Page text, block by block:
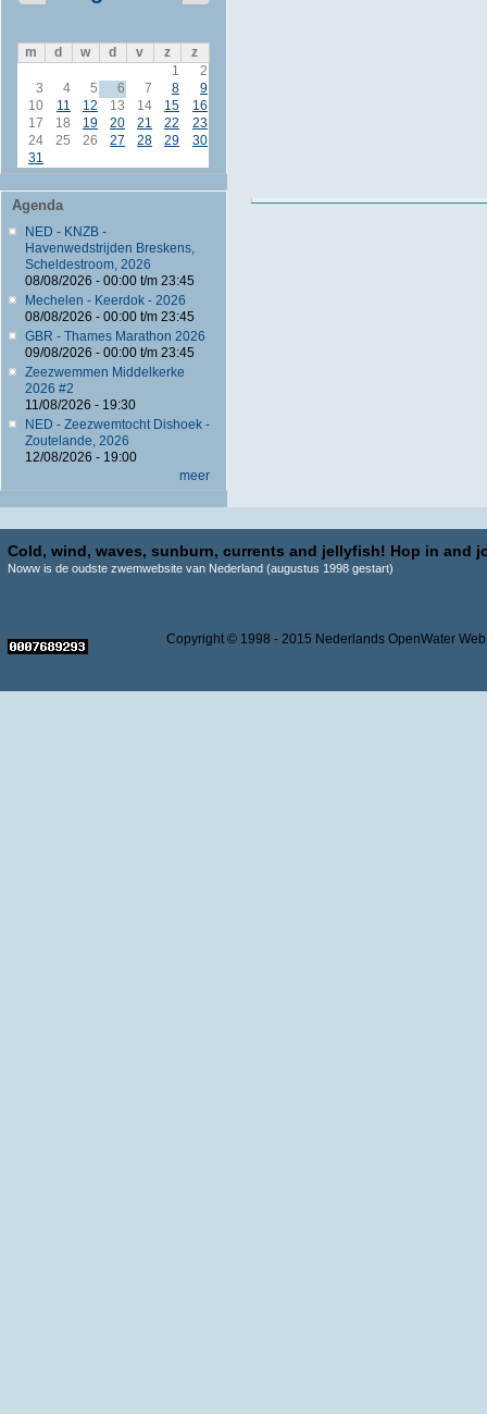
m d w d v z
z
1
2
3
4 5 6 7 8
9
10
11 12 13 14 15
16
17
18 19 20 21 22
23
24
25 26 27 28 29
30
31
Agenda
NED - KNZB -
Havenwedstrijden Breskens,
Scheldestroom, 2026
08/08/2026 - 00:00t/m 23:45
Mechelen - Keerdok - 2026
08/08/2026 - 00:00t/m 23:45
GBR - Thames Marathon 2026
09/08/2026 - 00:00t/m 23:45
Zeezwemmen Middelkerke
2026 #2
11/08/2026 - 19:30
NED - Zeezwemtocht Dishoek -
Zoutelande, 2026
12/08/2026 - 19:00
meer
Cold, wind, waves, sunburn, currents and jellyfish! Hop in and
Noww is de oudste zwemwebsite van Nederland (augustus 1998 gestart)
Copyright © 1998 - 2015 Nederlands OpenWater